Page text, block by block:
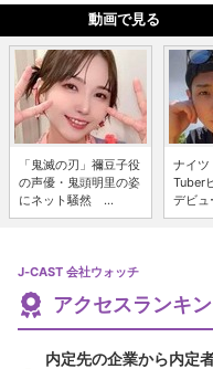
動画で見る
「鬼滅の刃」禰豆子役
の声優・鬼頭明里の姿
にネット騒然 ...
ナイツ
Tuber
デビュ
J-CAST 会社ウォッチ
アクセスランキ
内定先の企業から内定